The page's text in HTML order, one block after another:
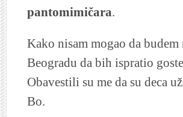
pantomimičara.
Kako nisam mogao da budem
Beogradu da bih ispratio
Obavestili su me da su deca
Bo.